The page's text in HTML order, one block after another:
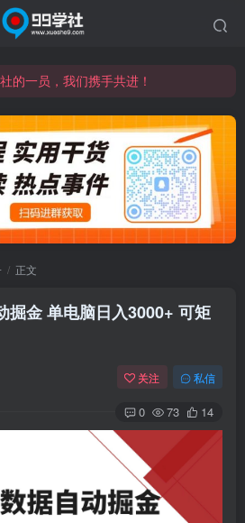
的一员，我们携手共进！
的一员，我们携手共进！
，炒股教程、创业教程、网络营销教程、自媒体短视频教程等，长期更新各大精品创业项目！
正文
掘金 单电脑日入3000+ 可矩
关注 私信
0 73 14